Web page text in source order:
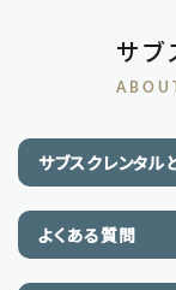
サブ
サブスクレンタル
よくある質問